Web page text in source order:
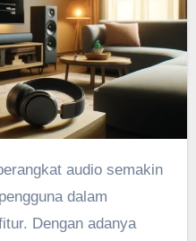
dalam
Dengan adanya